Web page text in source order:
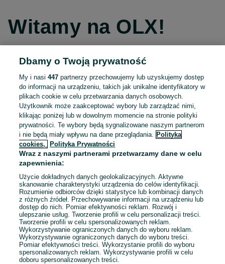
Witamy na OLX!
Kontynuuj przez Facebooka
Kontynuuj przez konto Apple
Kontynuuj przez konto Google
LUB
E-mail
Hasło
Dbamy o Twoją prywatność
My i nasi447 partnerzy przechowujemy lub uzyskujemy dostęp
do informacji na urządzeniu, takich jak unikalne identyfikatory w
plikach cookie w celu przetwarzania danych osobowych.
Użytkownik może zaakceptować wybory lub zarządzać nimi,
klikając poniżej lub w dowolnym momencie na stronie polityki
prywatności. Te wybory będą sygnalizowane naszym partnerom
i nie będą miały wpływu na dane przeglądania.
Polityka
cookies,
Polityka Prywatności
Wraz z naszymi partnerami przetwarzamy dane w celu
zapewnienia:
Użycie dokładnych danych geolokalizacyjnych. Aktywne
skanowanie charakterystyki urządzenia do celów identyfikacji.
Rozumienie odbiorców dzięki statystyce lub kombinacji danych
z różnych źródeł. Przechowywanie informacji na urządzeniu lub
dostęp do nich. Pomiar efektywności reklam. Rozwój i
ulepszanie usług. Tworzenie profili w celu personalizacji treści.
Tworzenie profili w celu spersonalizowanych reklam.
Wykorzystywanie ograniczonych danych do wyboru reklam.
Wykorzystywanie ograniczonych danych do wyboru treści.
Pomiar efektywności treści. Wykorzystanie profili do wyboru
spersonalizowanych reklam. Wykorzystywanie profili w celu
doboru spersonalizowanych treści.